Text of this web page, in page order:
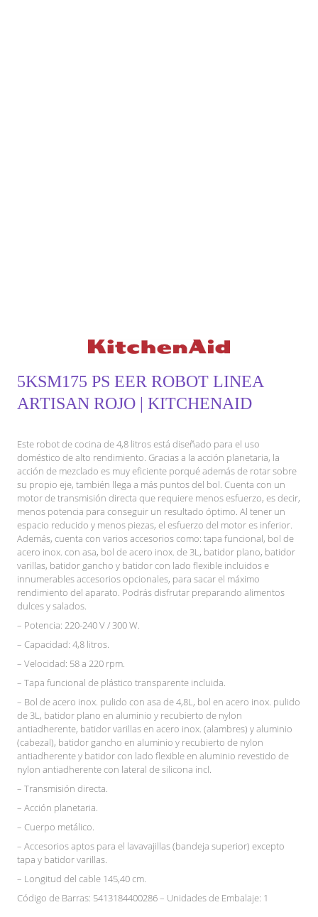
5KSM175 PS EER ROBOT LINEA
ARTISAN ROJO | KITCHENAID
Este robot de cocina de 4,8 litros está diseñado para el uso
doméstico de alto rendimiento. Gracias a la acción planetaria, la
acción de mezclado es muy eficiente porqué además de rotar sobre
su propio eje, también llega a más puntos del bol. Cuenta con un
motor de transmisión directa que requiere menos esfuerzo, es decir,
menos potencia para conseguir un resultado óptimo. Al tener un
espacio reducido y menos piezas, el esfuerzo del motor es inferior.
Además, cuenta con varios accesorios como: tapa funcional, bol de
acero inox. con asa, bol de acero inox. de 3L, batidor plano, batidor
varillas, batidor gancho y batidor con lado flexible incluidos e
innumerables accesorios opcionales, para sacar el máximo
rendimiento del aparato. Podrás disfrutar preparando alimentos
dulces y salados.
– Potencia: 220-240 V / 300 W.
– Capacidad: 4,8 litros.
– Velocidad: 58 a 220 rpm.
– Tapa funcional de plástico transparente incluida.
– Bol de acero inox. pulido con asa de 4,8L, bol en acero inox. pulido
de 3L, batidor plano en aluminio y recubierto de nylon
antiadherente, batidor varillas en acero inox. (alambres) y aluminio
(cabezal), batidor gancho en aluminio y recubierto de nylon
antiadherente y batidor con lado flexible en aluminio revestido de
nylon antiadherente con lateral de silicona incl.
– Transmisión directa.
– Acción planetaria.
– Cuerpo metálico.
– Accesorios aptos para el lavavajillas (bandeja superior) excepto
tapa y batidor varillas.
– Longitud del cable 145,40 cm.
Código de Barras: 5413184400286 – Unidades de Embalaje: 1